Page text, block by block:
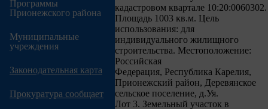
Программы
Прионежского района
Муниципальные
учреждения
Законодательная карта
Прокуратура сообщает
кадастровом квартале 10:20:0060302.
Площадь 1003 кв.м. Цель
использования: для
индивидуального жилищного
строительства. Местоположение:
Российская
Федерация, Республика Карелия,
Прионежский район, Деревянское
сельское поселение, д.Уя.
Лот 3. Земельный участок в